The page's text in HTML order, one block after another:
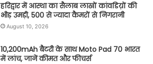
हरिद्वार में आस्था का सैलाब लाखों कांवडिय़ों की
भीड़ उमड़ी, 500 से ज्यादा कैमरों से निगरानी
August 10, 2026
10,200mAh बैटरी के साथ Moto Pad 70 भारत
में लांच, जानें कीमत और फीचर्स